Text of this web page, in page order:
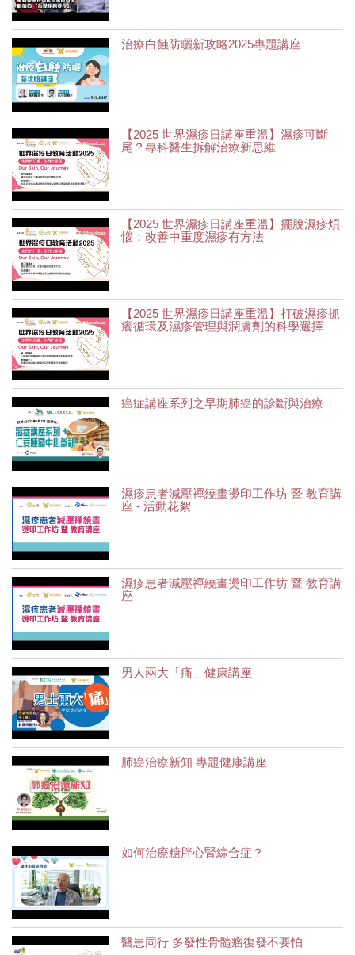
治療白蝕防曬新攻略2025專題講座
【2025 世界濕疹日講座重溫】濕疹可斷
尾？專科醫生拆解治療新思維
【2025 世界濕疹日講座重溫】擺脫濕疹煩
惱：改善中重度濕疹有方法
【2025 世界濕疹日講座重溫】打破濕疹抓
癢循環及濕疹管理與潤膚劑的科學選擇
癌症講座系列之早期肺癌的診斷與治療
濕疹患者減壓禪繞畫燙印工作坊 暨 教育講
座 - 活動花絮
濕疹患者減壓禪繞畫燙印工作坊 暨 教育講
座
男人兩大「痛」健康講座
肺癌治療新知 專題健康講座
如何治療糖胖心腎綜合症？
醫患同行 多發性骨髓瘤復發不要怕